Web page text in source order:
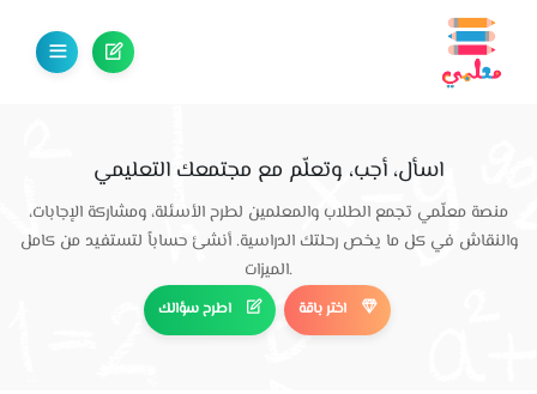
اسأل، أجب، وتعلّم مع مجتمعك التعليمي
منصة معلّمي تجمع الطلاب والمعلمين لطرح الأسئلة، ومشاركة الإجابات،
والنقاش في كل ما يخص رحلتك الدراسية. أنشئ حساباً لتستفيد من كامل
الميزات.
اطرح سؤالك اختر باقة